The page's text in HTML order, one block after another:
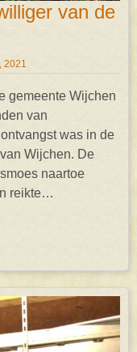
van de
2021
gemeente Wijchen
van
was in de
Wijchen. De
naartoe
reikte…